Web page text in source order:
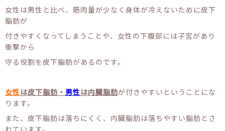
女性は男性と比べ、筋肉量が少なく身体が冷えないために皮下
脂肪が
付きやすくなってしまうことや、女性の下腹部には子宮があり
衝撃から
守る役割を皮下脂肪があるのです。
女性 は皮下脂肪・ 男性 は内臓脂肪が付きやすいということにな
ります。
また、皮下脂肪は落ちにくく、内臓脂肪は落ちやすい脂肪とさ
れています。